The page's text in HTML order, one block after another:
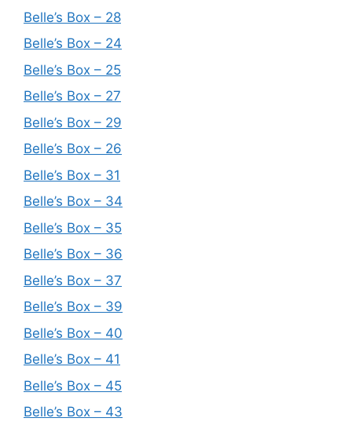
Belle’s Box – 28
Belle’s Box – 24
Belle’s Box – 25
Belle’s Box – 27
Belle’s Box – 29
Belle’s Box – 26
Belle’s Box – 31
Belle’s Box – 34
Belle’s Box – 35
Belle’s Box – 36
Belle’s Box – 37
Belle’s Box – 39
Belle’s Box – 40
Belle’s Box – 41
Belle’s Box – 45
Belle’s Box – 43